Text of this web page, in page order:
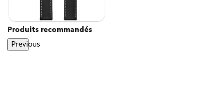
Produits recommandés
Previous